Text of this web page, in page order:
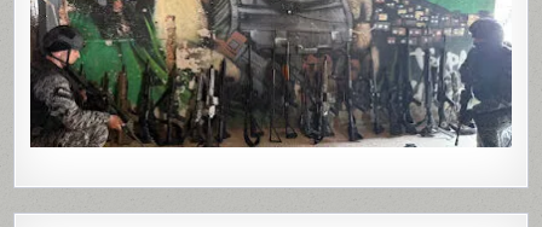
PENHA,
NO
RIO